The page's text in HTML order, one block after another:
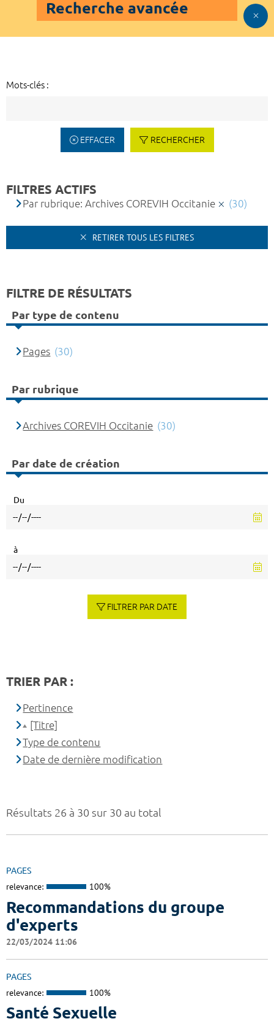
Recherche avancée
Mots-clés :
EFFACER RECHERCHER
Résultats 26 à 30 sur 30 au total
PAGES
relevance: 100%
Recommandations du groupe
d'experts
22/03/2024 11:06
PAGES
relevance: 100%
Santé Sexuelle
FILTRES ACTIFS
Par rubrique: Archives COREVIH Occitanie (30)
RETIRER TOUS LES FILTRES
FILTRE DE RÉSULTATS
Par type de contenu
Pages (30)
Par rubrique
Archives COREVIH Occitanie (30)
Par date de création
Du
à
FILTRER PAR DATE
TRIER PAR :
Pertinence
[Titre]
Type de contenu
Date de dernière modification